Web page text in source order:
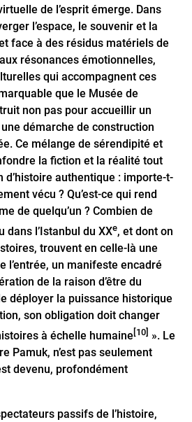
de l’esprit émerge. Dans
l’espace, le souvenir et la
face à des résidus matériels de
résonances émotionnelles,
qui accompagnent ces
que le Musée de
non pas pour accueillir un
démarche de construction
Ce mélange de sérendipité et
la fiction et la réalité tout
d’histoire authentique : importe-t-
vécu ? Qu’est-ce qui rend
de quelqu’un ? Combien de
dans l’Istanbul du XXe, et dont on
trouvent en celle-là une
l’entrée, un manifeste encadré
de la raison d’être du
déployer la puissance historique
son obligation doit changer
à échelle humaine[10] ». Le
Pamuk, n’est pas seulement
devenu, profondément
passifs de l’histoire,